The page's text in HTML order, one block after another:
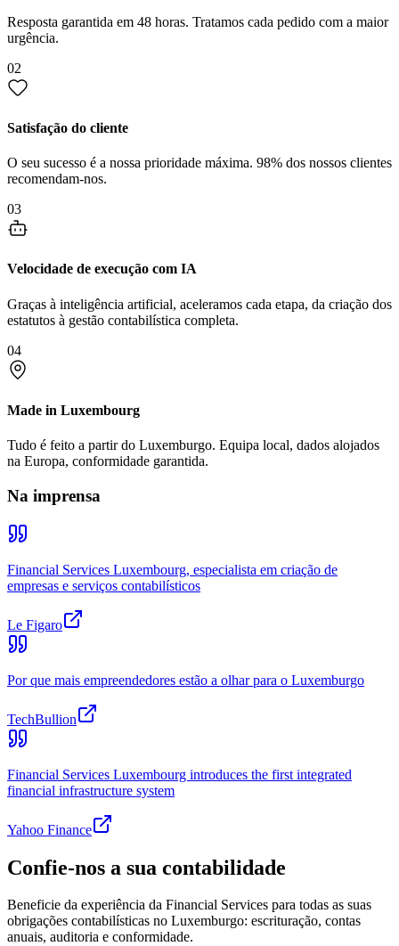
Resposta garantida em 48 horas. Tratamos cada pedido com a maior
urgência.
02
Satisfação do cliente
O seu sucesso é a nossa prioridade máxima. 98% dos nossos clientes
recomendam-nos.
03
Velocidade de execução com IA
Graças à inteligência artificial, aceleramos cada etapa, da criação dos
estatutos à gestão contabilística completa.
04
Made in Luxembourg
Tudo é feito a partir do Luxemburgo. Equipa local, dados alojados
na Europa, conformidade garantida.
Na imprensa
Financial Services Luxembourg, especialista em criação de
empresas e serviços contabilísticos
Le Figaro
Por que mais empreendedores estão a olhar para o Luxemburgo
TechBullion
Financial Services Luxembourg introduces the first integrated
financial infrastructure system
Yahoo Finance
Confie-nos a sua contabilidade
Beneficie da experiência da Financial Services para todas as suas
obrigações contabilísticas no Luxemburgo: escrituração, contas
anuais, auditoria e conformidade.